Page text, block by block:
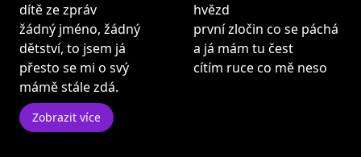
dítě ze zpráv
žádný jméno, žádný
dětství, to jsem já
přesto se mi o svý
mámě stále zdá.
hvězd
první zločin co se páchá
a já mám tu čest
cítím ruce co mě neso
Zobrazit více